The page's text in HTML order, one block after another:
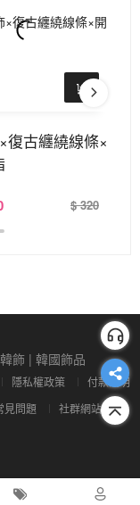
復古纏繞線條×
$ 320
飾 | 韓國飾品
隱私權政策
付款說明
見問題 社群網站